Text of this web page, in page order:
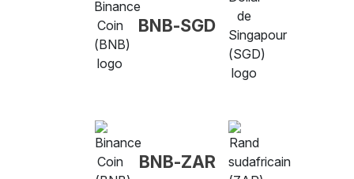
BNB-SGD
BNB-ZAR